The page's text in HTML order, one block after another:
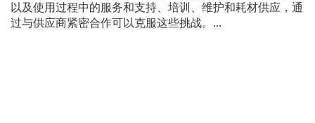
以及使用过程中的服务和支持、培训、维护和耗材供应，通
过与供应商紧密合作可以克服这些挑战。...